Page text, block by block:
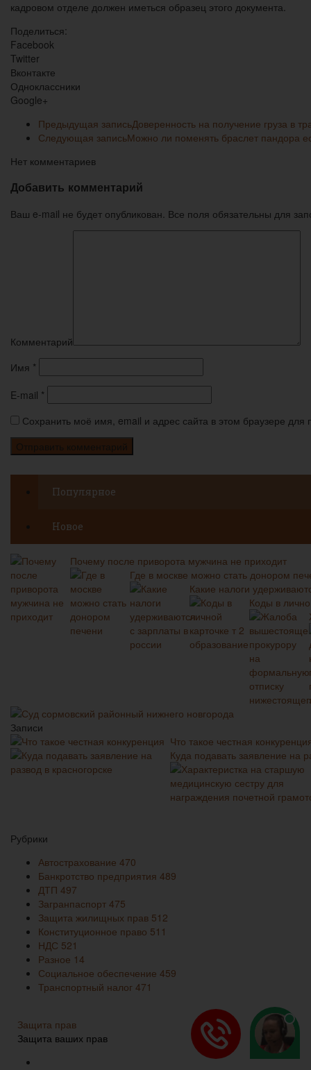
кадровом отделе должен иметься образец этого документа.
Поделиться:
Facebook
Twitter
Вконтакте
Одноклассники
Google+
Предыдущая записьДоверенность на получение груза в
Следующая записьМожно ли поменять браслет пандора
Нет комментариев
Добавить комментарий
Ваш e-mail не будет опубликован. Все поля обязательны для
Комментарий
Имя *
E-mail *
Сохранить моё имя, email и адрес сайта в этом браузере
Популярное
Новое
Почему после приворота мужчина не приходит
Где в москве можно стать донором
Какие налоги
Коды в
Суд сормовский районный нижнего новгорода
Записи
Что такое честная
Куда подавать заявление на
Рубрики
Автострахование 470
Банкротство предприятия 489
ДТП 497
Загранпаспорт 475
Защита жилищных прав 512
Конституционное право 511
НДС 521
Разное 14
Социальное обеспечение 459
Транспортный налог 471
Защита прав
Защита ваших прав